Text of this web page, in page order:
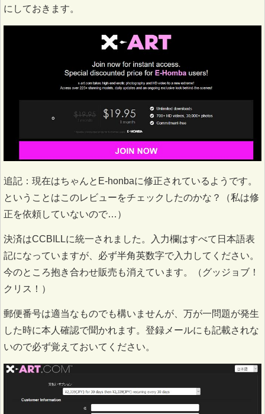
にしておきます。
追記：現在はちゃんとE-honbaに修正されているようです。
ということはこのレビューをチェックしたのかな？（私は修
正を依頼していないので…）
決済はCCBILLに統一されました。入力欄はすべて日本語表
記になっていますが、必ず半角英数字で入力してください。
今のところ抱き合わせ販売も消えています。（グッジョブ！
クリス！）
郵便番号は適当なものでも構いませんが、万が一問題が発生
した時に本人確認で聞かれます。登録メールにも記載されな
いので必ず覚えておいてください。